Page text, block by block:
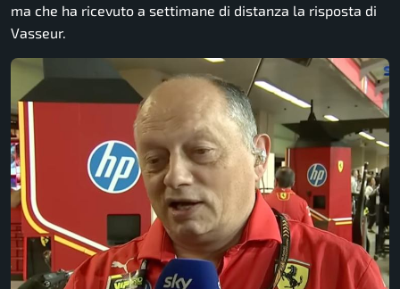
ma che ha ricevuto a settimane di distanza la risposta di
Vasseur.